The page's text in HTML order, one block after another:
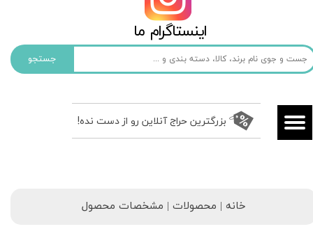
جستجو
بزرگترین حراج آنلاین رو از دست نده!
​​اینستاگرام ما​​​​​​​
خانه | محصولات | مشخصات محصول